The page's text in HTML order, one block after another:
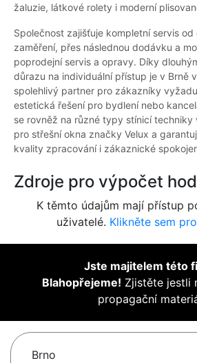
žaluzie, látkové rolety i moderní
Společnost zajišťuje kompletní servis od
zaměření, přes následnou dodávku a
poprodejní servis a opravy. Díky
důrazu na individuální přístup je v Brně
spolehlivý partner pro zákazníky
estetická řešení pro bydlení nebo
se rovněž na různé typy stínicí techniky
pro střešní okna značky Velux a
kvality zpracování i zákaznické
Zdroje pro výpočet
K těmto údajům mají přístup
uživatelé. Klikněte sem
Jste majitelem této
Blahopřejeme! Zjistěte jestli
propagační
Brno